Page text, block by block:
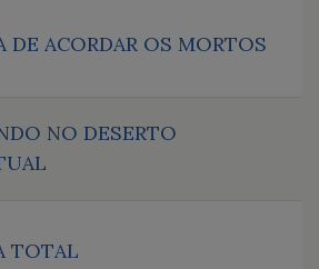
DE ACORDAR OS MORTOS
NO DESERTO
TOTAL